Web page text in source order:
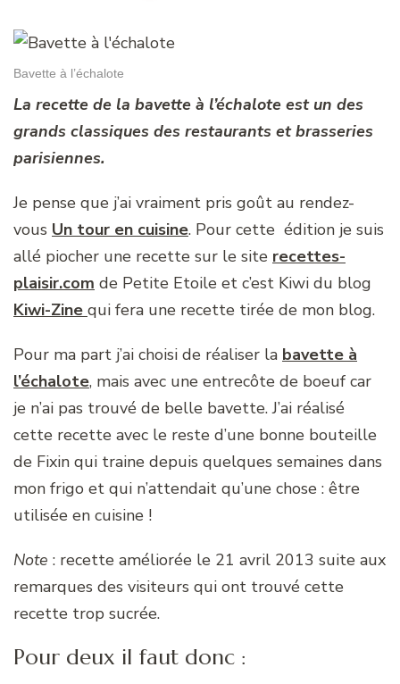
Bavette à l’échalote
La recette de la bavette à l’échalote est un des
grands classiques des restaurants et brasseries
parisiennes.
Je pense que j’ai vraiment pris goût au rendez-
vous Un tour en cuisine. Pour cette édition je suis
allé piocher une recette sur le site recettes-
plaisir.com de Petite Etoile et c’est Kiwi du blog
Kiwi-Zine qui fera une recette tirée de mon blog.
Pour ma part j’ai choisi de réaliser la bavette à
l’échalote, mais avec une entrecôte de boeuf car
je n’ai pas trouvé de belle bavette. J’ai réalisé
cette recette avec le reste d’une bonne bouteille
de Fixin qui traine depuis quelques semaines dans
mon frigo et qui n’attendait qu’une chose : être
utilisée en cuisine !
Note : recette améliorée le 21 avril 2013 suite aux
remarques des visiteurs qui ont trouvé cette
recette trop sucrée.
Pour deux il faut donc :